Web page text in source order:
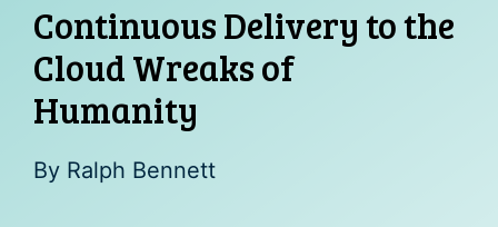
Continuous Delivery to the
Cloud Wreaks of
Humanity
By Ralph Bennett